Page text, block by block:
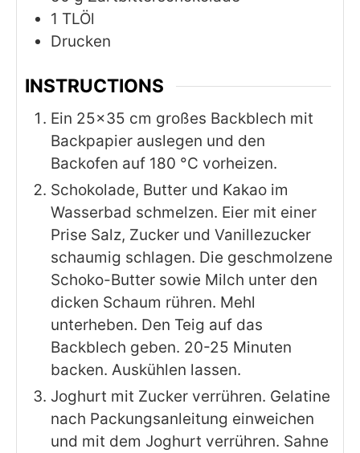
1 TLÖl
Drucken
INSTRUCTIONS
Ein 25×35 cm großes Backblech mit
Backpapier auslegen und den
Backofen auf 180 °C vorheizen.
Schokolade, Butter und Kakao im
Wasserbad schmelzen. Eier mit einer
Prise Salz, Zucker und Vanillezucker
schaumig schlagen. Die geschmolzene
Schoko-Butter sowie Milch unter den
dicken Schaum rühren. Mehl
unterheben. Den Teig auf das
Backblech geben. 20-25 Minuten
backen. Auskühlen lassen.
Joghurt mit Zucker verrühren. Gelatine
nach Packungsanleitung einweichen
und mit dem Joghurt verrühren. Sahne